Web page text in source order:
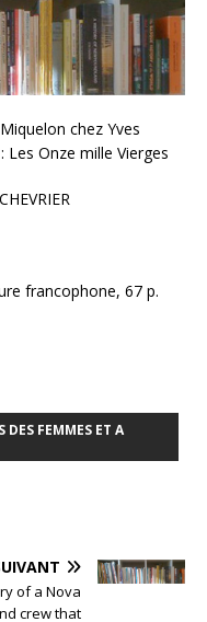
chez Yves
Onze mille Vierges
francophone, 67 p.
FEMMES ET A
of a Nova
crew that